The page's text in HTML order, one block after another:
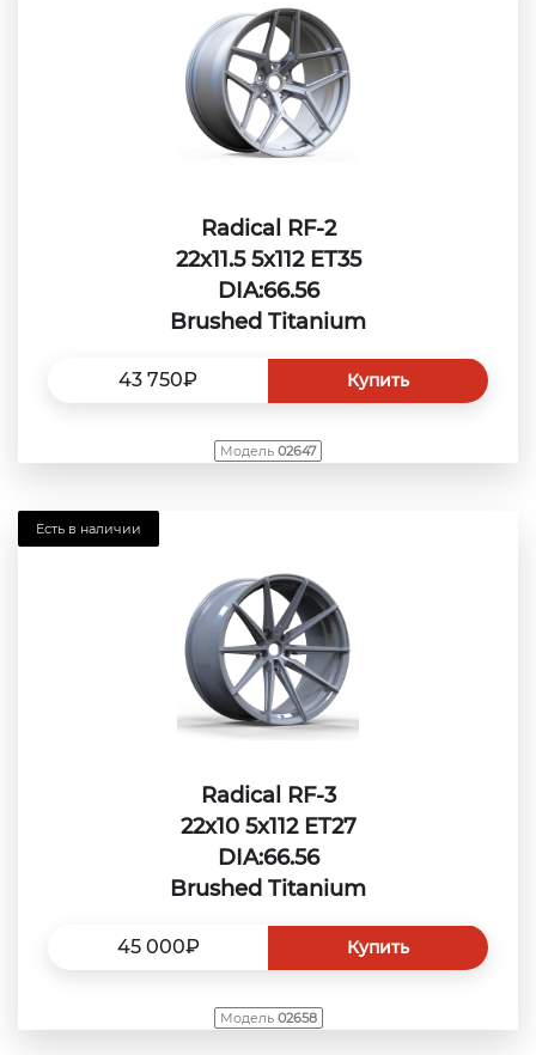
Radical RF-2
22x11.5 5x112 ET35
DIA:66.56
Brushed Titanium
43 750₽ Купить
Модель 02647
Radical RF-3
22x10 5x112 ET27
DIA:66.56
Brushed Titanium
45 000₽ Купить
Есть в наличии
Модель 02658